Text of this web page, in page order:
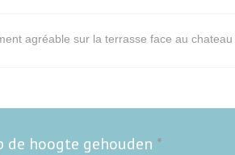
agréable sur la terrasse face au chateau
de hoogte gehouden *